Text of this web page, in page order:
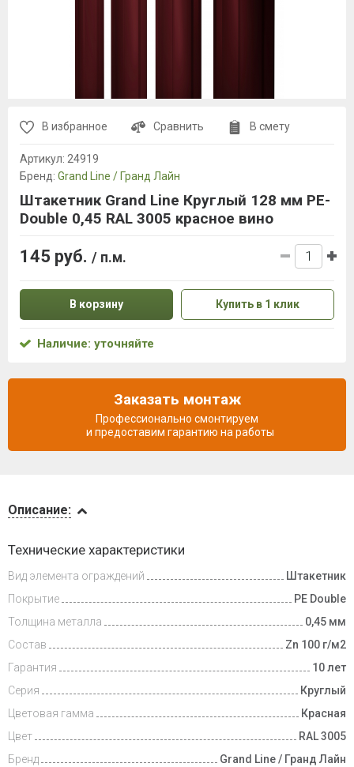
и оплата
Описание:
Технические характеристики
Вид элемента ограждений
Штакетник
Покрытие
PE Double
Толщина металла
0,45 мм
Состав
Zn 100 г/м2
Гарантия
10 лет
Серия
Круглый
Цветовая гамма
Красная
Цвет
RAL 3005
Бренд
Grand Line / Гранд Лайн
В избранное Сравнить В смету
Артикул: 24919
Бренд: Grand Line / Гранд Лайн
Штакетник Grand Line Круглый 128 мм PE-
Double 0,45 RAL 3005 красное вино
145 руб. / п.м.
В корзину Купить в 1 клик
Наличие: уточняйте
Заказать монтаж
Профессионально смонтируем
и предоставим гарантию на работы